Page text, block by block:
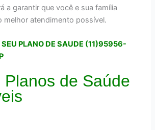
a garantir que você e sua família
melhor atendimento possível.
PLANO DE SAUDE (11)95956-
Planos de Saúde